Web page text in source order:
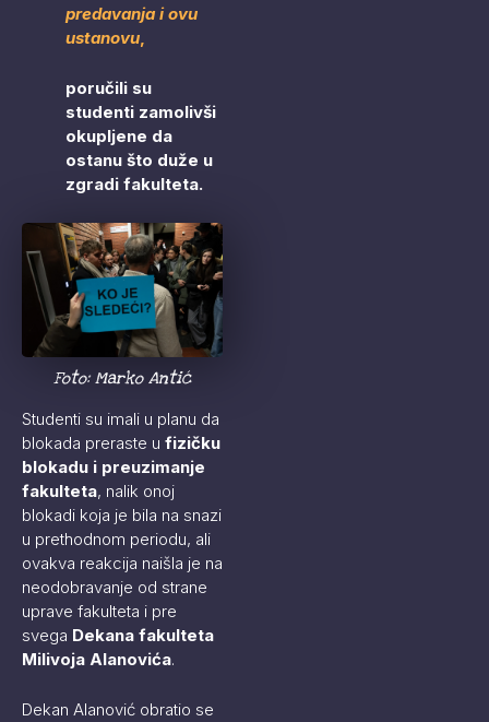
predavanja i ovu
ustanovu,
poručili su
studenti zamolivši
okupljene da
ostanu što duže u
zgradi fakulteta.
Foto: Marko Antić
Studenti su imali u planu da
blokada preraste u fizičku
blokadu i preuzimanje
fakulteta, nalik onoj
blokadi koja je bila na snazi
u prethodnom periodu, ali
ovakva reakcija naišla je na
neodobravanje od strane
uprave fakulteta i pre
svega Dekana fakulteta
Milivoja Alanovića.
Dekan Alanović obratio se